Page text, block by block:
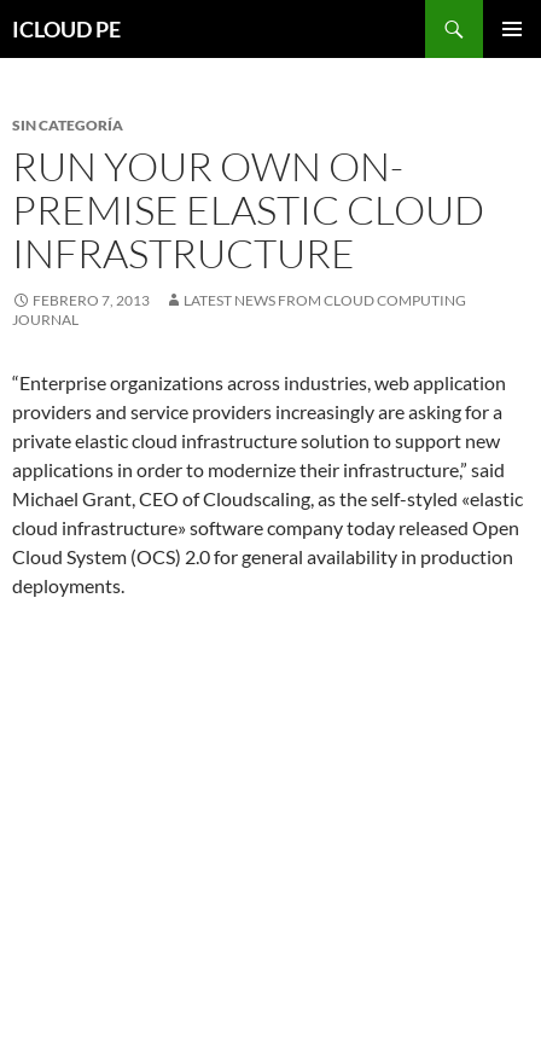
hacia
ICLOUD PE
SIN CATEGORÍA
RUN YOUR OWN ON-
PREMISE ELASTIC CLOUD
INFRASTRUCTURE
FEBRERO 7, 2013
LATEST NEWS FROM CLOUD COMPUTING
JOURNAL
“Enterprise organizations across industries, web application
providers and service providers increasingly are asking for a
private elastic cloud infrastructure solution to support new
applications in order to modernize their infrastructure,” said
Michael Grant, CEO of Cloudscaling, as the self-styled «elastic
cloud infrastructure» software company today released Open
Cloud System (OCS) 2.0 for general availability in production
deployments.